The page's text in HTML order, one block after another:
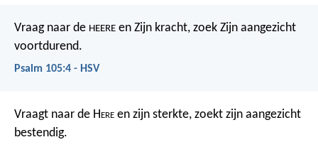
Vraag naar de HEERE en Zijn kracht, zoek Zijn aangezicht
voortdurend.
Psalm 105:4 - HSV
Vraagt naar de Here en zijn sterkte, zoekt zijn aangezicht
bestendig.